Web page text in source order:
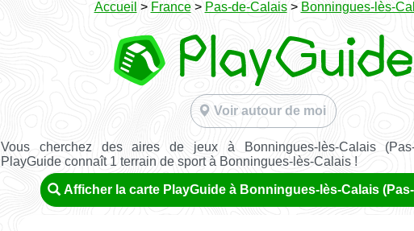
Accueil > France> Pas-de-Calais> Bonningues-lès-
Voir autour de moi
Vous cherchez des aires de jeux à Bonningues-lès-Calais
PlayGuide connaît 1 terrain de sport à Bonningues-lès-Calais !
Afficher la carte PlayGuide à Bonningues-lès-Calais